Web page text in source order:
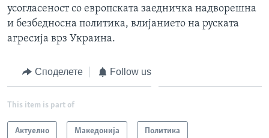
усогласеност со европската заедничка надворешна
и безбедносна политика, влијанието на руската
агресија врз Украина.
Споделете Follow us
This item is part of
Актуелно Македонија Политика